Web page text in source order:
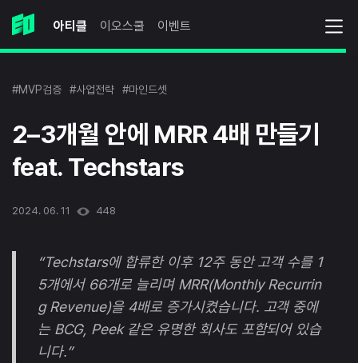
아티클 이오스쿨 이벤트
#MVP검증 #사업전략 #마인드셋
2–3개월 안에 MRR 4배 만들기
feat. Techstars
2024. 06. 11 448
“Techstars에 합류한 이후 12주 동안 고객 수를 1
5개에서 66개로 늘리며 MRR(Monthly Recurrin
g Revenue)을 4배로 증가시켰습니다. 고객 중에
는 BCG, Peek 같은 유명한 회사도 포함되어 있습
니다.”